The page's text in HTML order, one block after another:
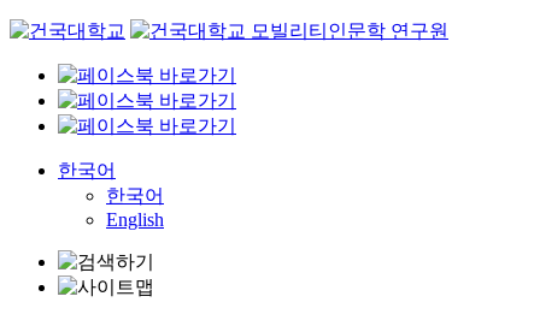
Skip
content
한국어
한국어
English